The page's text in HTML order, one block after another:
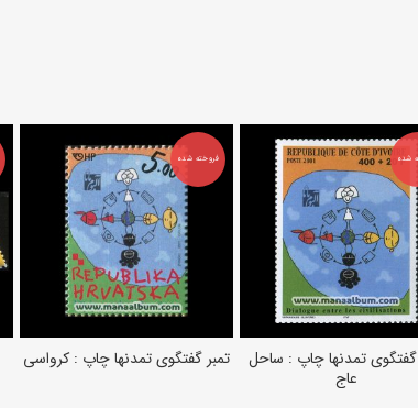
شده
اطلاعات بیشتر
گفتگوی تمدنها چاپ : ساحل
عاج
فروخته شده
اطلاعات بیشتر
تمبر گفتگوی تمدنها چاپ : کرواسی